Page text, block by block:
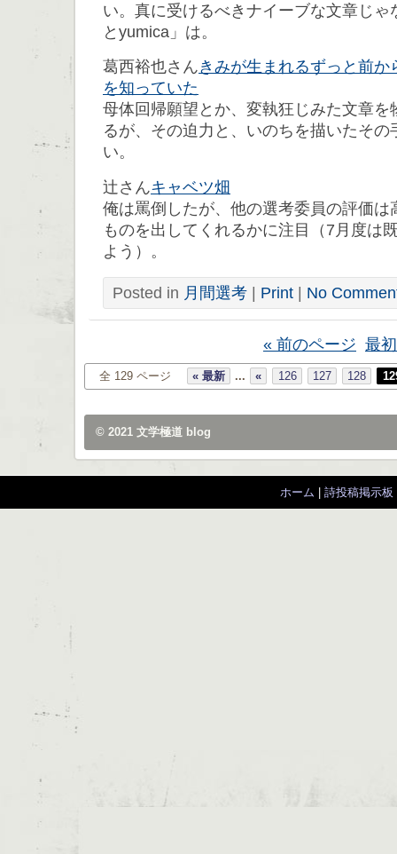
い。真に受けるべきナイーブな文章じゃ
とyumica」は。
葛西裕也さんきみが生まれるずっと前
を知っていた
母体回帰願望とか、変執狂じみた文章を
るが、その迫力と、いのちを描いたその
い。
辻さんキャベツ畑
俺は罵倒したが、他の選考委員の評価は
ものを出してくれるかに注目（7月度は
よう）。
Posted in 月間選考 Print No
« 前のページ 最初
全 129 ページ « 最新 ... « 126 127 128
© 2021 文学極道 blog
ホーム 詩投稿掲示板